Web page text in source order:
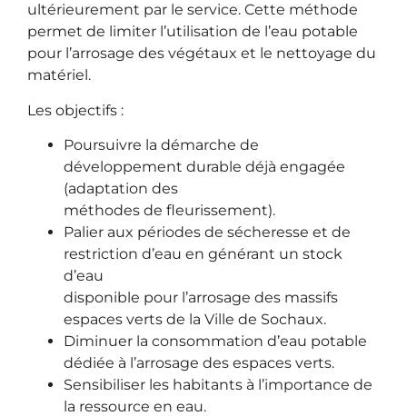
ultérieurement par le service. Cette méthode
permet de limiter l’utilisation de l’eau potable
pour l’arrosage des végétaux et le nettoyage du
matériel.
Les objectifs :
Poursuivre la démarche de
développement durable déjà engagée
(adaptation des
méthodes de fleurissement).
Palier aux périodes de sécheresse et de
restriction d’eau en générant un stock
d’eau
disponible pour l’arrosage des massifs
espaces verts de la Ville de Sochaux.
Diminuer la consommation d’eau potable
dédiée à l’arrosage des espaces verts.
Sensibiliser les habitants à l’importance de
la ressource en eau.